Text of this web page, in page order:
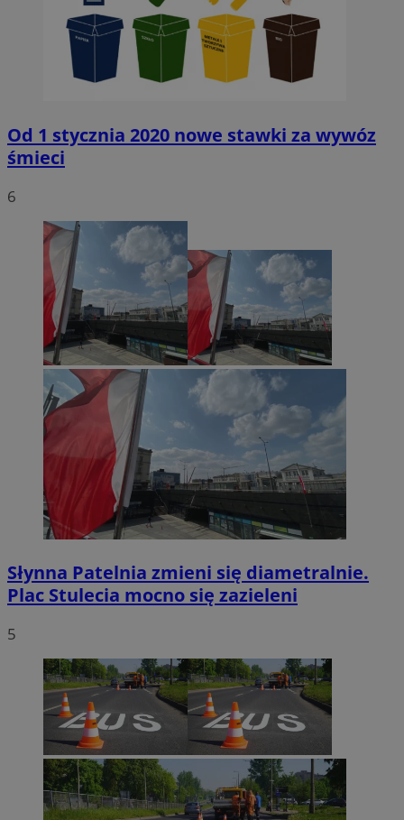
Od 1 stycznia 2020 nowe stawki za wywóz
śmieci
6
Słynna Patelnia zmieni się diametralnie.
Plac Stulecia mocno się zazieleni
5